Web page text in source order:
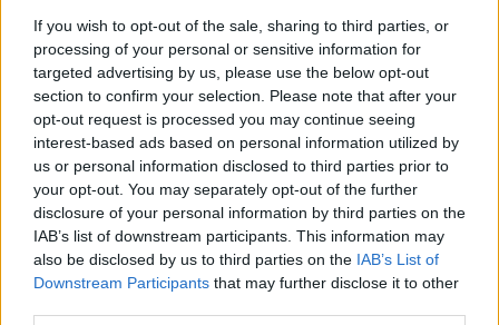
If you wish to opt-out of the sale, sharing to third parties, or
processing of your personal or sensitive information for
targeted advertising by us, please use the below opt-out
section to confirm your selection. Please note that after your
opt-out request is processed you may continue seeing
interest-based ads based on personal information utilized by
us or personal information disclosed to third parties prior to
your opt-out. You may separately opt-out of the further
disclosure of your personal information by third parties on the
IAB’s list of downstream participants. This information may
also be disclosed by us to third parties on the IAB’s List of
Downstream Participants that may further disclose it to other
PSP apreende arsenal de armas e 24 doses de haxixe em Elvas
A PSP apreendeu 91 armas e 24 doses individuais de haxixe em
Elvas, durante...
6 Agosto, 2026 - 11:13